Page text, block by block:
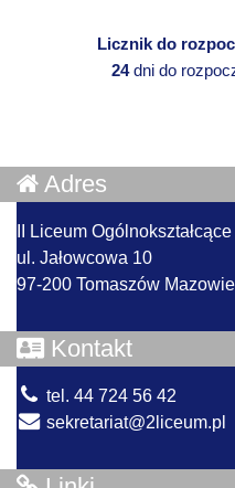
Licznik do
24dni do
Adres
II Liceum
ul. Jałowcowa 10
97-200 Tomaszów
Kontakt
tel. 44 724 56 42
sekretariat@2liceum.pl